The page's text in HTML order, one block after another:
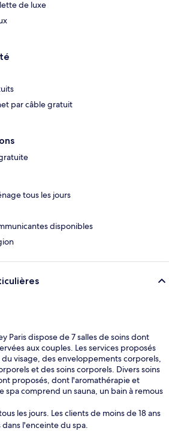
de luxe
par câble gratuit
tous les jours
disponibles
Paris dispose de 7 salles de soins dont
aux couples. Les services proposés
du visage, des enveloppements corporels,
et des soins corporels. Divers soins
proposés, dont l'aromathérapie et
spa comprend un sauna, un bain à remous
les jours. Les clients de moins de 18 ans
dans l'enceinte du spa.